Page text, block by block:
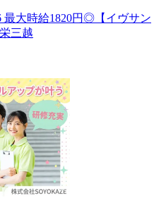
最大時給1820円◎【イヴサン
三越